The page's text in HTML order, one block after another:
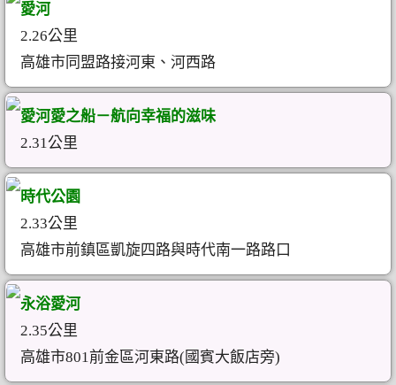
愛河
2.26公里
高雄市同盟路接河東、河西路
愛河愛之船－航向幸福的滋味
2.31公里
時代公園
2.33公里
高雄市前鎮區凱旋四路與時代南一路路口
永浴愛河
2.35公里
高雄市801前金區河東路(國賓大飯店旁)